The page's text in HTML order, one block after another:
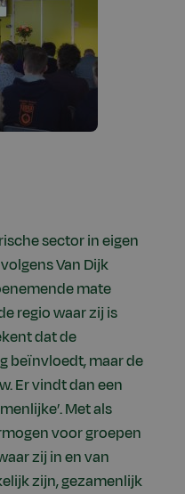
sector in eigen
Van Dijk
mate
regio waar zij is
dat de
beïnvloedt, maar de
Er vindt dan een
Met als
voor groepen
zij in en van
zijn, gezamenlijk